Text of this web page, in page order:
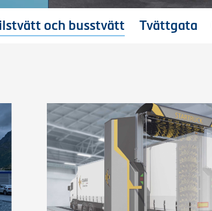
och busstvätt Tvättgata